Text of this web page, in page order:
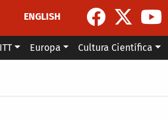
ENGLISH
Europa Cultura Científica